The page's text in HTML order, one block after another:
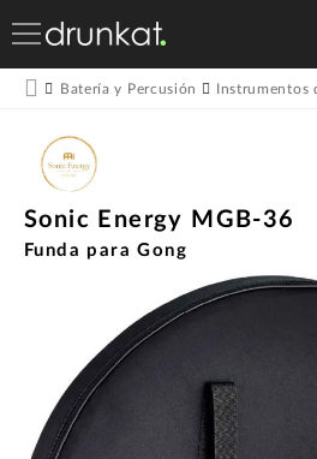
Batería y Percusión Instrumentos
Sonic Energy MGB-36
Funda para Gong